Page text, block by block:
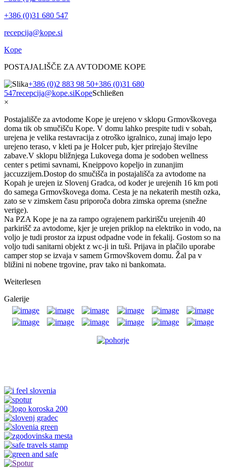
+386 (0)31 680 547
recepcija@kope.si
Kope
POSTAJALIŠČE ZA AVTODOME KOPE
+386 (0)2 883 98 50+386 (0)31 680
547recepcija@kope.siKopeSchließen
×
Postajališče za avtodome Kope je urejeno v sklopu Grmovškovega
doma tik ob smučišču Kope. V domu lahko prespite tudi v sobah,
urejena je velika restavracija z otroško igralnico, zunaj imajo lepo
urejeno teraso, v kleti pa je Holcer pub, kjer prirejajo številne
zabave.V sklopu bližnjega Lukovega doma je sodoben wellness
center s petimi savnami, Kneippovo kopeljo in zunanjim
jaccuzzijem.Dostop do smučišča in postajališča za avtodome na
Kopah je urejen iz Slovenj Gradca, od koder je urejenih 16 km poti
do samega Grmovškovega doma. Cesta je na nekaterih mestih ozka,
zato se v zimskem času priporoča dobra zimska oprema (snežne
verige).
Na PZA Kope je na za rampo ograjenem parkirišču urejenih 40
parkirišč za avtodome, kjer je urejen priklop na elektriko in vodo, na
voljo je tudi prostor za izpust odpadne vode in fekalij. Gostom so na
voljo tudi sanitarni objekt z wc-ji in tuši. Prijava in plačilo uporabe
camper stop se izvaja v samem Grmovškovem domu. Žal pa v
bližini ni nobene trgovine, prav tako ni bankomata.
Weiterlesen
Galerije